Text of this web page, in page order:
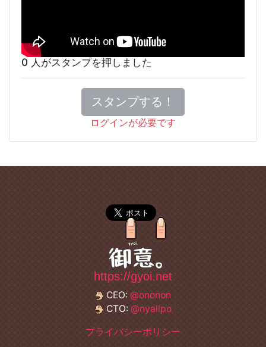
0 人がスタンプを押しました
スタンプする！
ログインが必要です
https://gyoi.net
CEO:@ononon
CTO: @nyallpo
プライバシーポリシー